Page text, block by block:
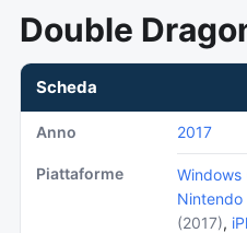
Double
Scheda
Anno 2017
Piattaforme Windows
Nintendo
(2017),